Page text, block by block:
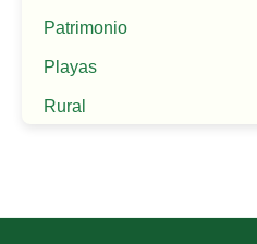
Patrimonio
Playas
Rural